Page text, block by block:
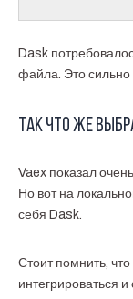
Dask
файла. Это сильно
Так что же
Vaex показал
Но вот на
себя Dask.
Стоит помнить,
интегрироваться